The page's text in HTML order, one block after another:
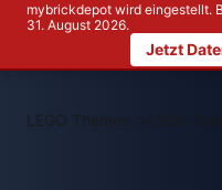
mybrickdepot wird eingestellt.
31. August 2026.
Jetzt
LEGO Themen >